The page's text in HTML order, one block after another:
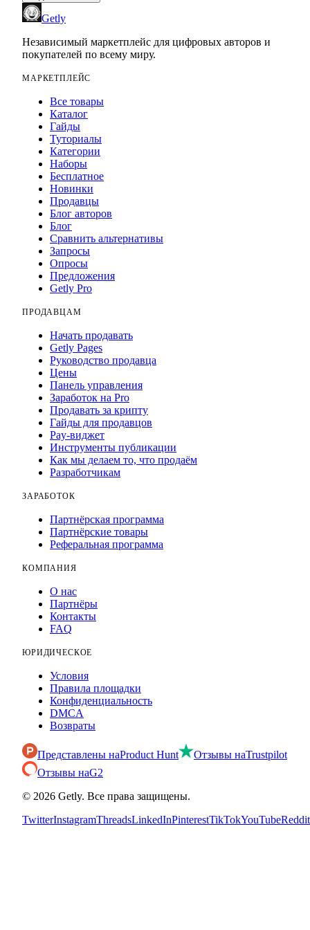
Getly
Независимый маркетплейс для цифровых авторов и
покупателей по всему миру.
МАРКЕТПЛЕЙС
Все товары
Каталог
Гайды
Туториалы
Категории
Наборы
Бесплатное
Новинки
Продавцы
Блог авторов
Блог
Сравнить альтернативы
Запросы
Опросы
Предложения
Getly Pro
ПРОДАВЦАМ
Начать продавать
Getly Pages
Руководство продавца
Цены
Панель управления
Заработок на Pro
Продавать за крипту
Гайды для продавцов
Pay-виджет
Инструменты публикации
Как мы делаем то, что продаём
Разработчикам
ЗАРАБОТОК
Партнёрская программа
Партнёрские товары
Реферальная программа
КОМПАНИЯ
О нас
Партнёры
Контакты
FAQ
ЮРИДИЧЕСКОЕ
Условия
Правила площадки
Конфиденциальность
DMCA
Возвраты
Представлены наProduct Hunt Отзывы наTrustpilot
Отзывы наG2
© 2026 Getly. Все права защищены.
TwitterInstagramThreadsLinkedInPinterestTikTokYouTubeReddit